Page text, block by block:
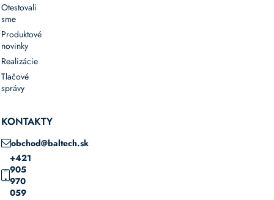
Otestovali
sme
Produktové
novinky
Realizácie
Tlačové
správy
KONTAKTY
obchod@baltech.sk
+421
905
970
059